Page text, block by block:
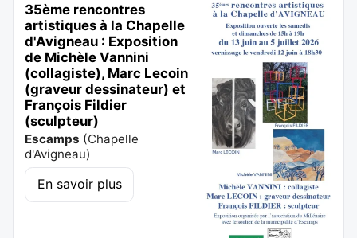
35ème rencontres
artistiques à la Chapelle
d'Avigneau : Exposition
de Michèle Vannini
(collagiste), Marc Lecoin
(graveur dessinateur) et
François Fildier
(sculpteur)
Escamps (Chapelle
d'Avigneau)
En savoir plus